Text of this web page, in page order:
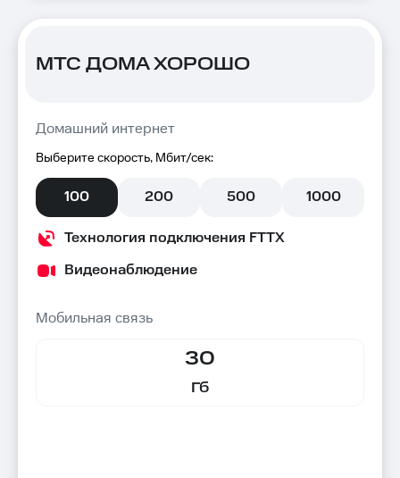
МТС ДОМА ХОРОШО
Домашний интернет
Выберите скорость, Мбит/сек:
100 200 500 1000
Технология подключения FTTX
Видеонаблюдение
Мобильная связь
30
Гб